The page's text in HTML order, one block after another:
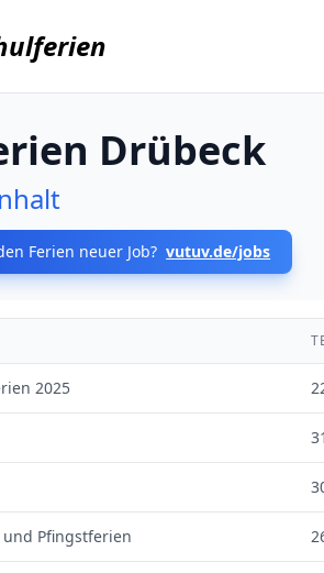
Drübeck
Ferien neuer Job? vutuv.de/jobs
2025
Pfingstferien